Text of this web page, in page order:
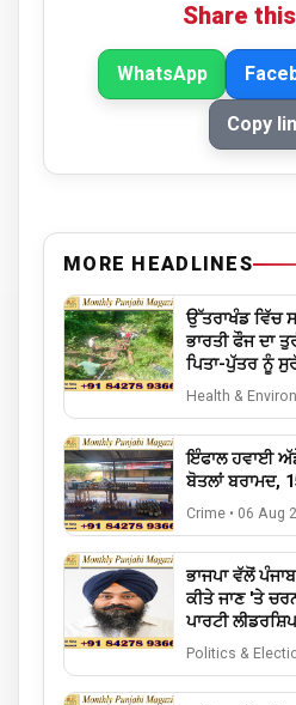
Share
WhatsApp
Copy
MORE HEADLINES
ਉੱਤਰਾਖੰਡ ਵਿੱਚ
ਭਾਰਤੀ ਫੌਜ ਦਾ
ਪਿਤਾ-ਪੁੱਤਰ ਨੂੰ
Health &
ਇੰਫਾਲ ਹਵਾਈ
ਬੋਤਲਾਂ ਬਰਾਮਦ,
Crime • 06 Aug
ਭਾਜਪਾ ਵੱਲੋਂ
ਕੀਤੇ ਜਾਣ 'ਤੇ
ਪਾਰਟੀ
Politics &